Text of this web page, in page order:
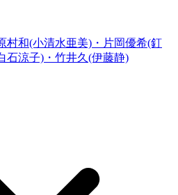
村和(小清水亜美)・片岡優希(釘
石涼子)・竹井久(伊藤静)